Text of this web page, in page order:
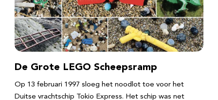
De Grote LEGO Scheepsramp
Op 13 februari 1997 sloeg het noodlot toe voor het
Duitse vrachtschip Tokio Express. Het schip was net